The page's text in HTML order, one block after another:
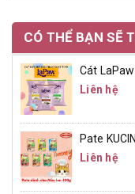
CÓ THỂ BẠN SẼ
Cát
Liên hệ
Pate
Liên hệ